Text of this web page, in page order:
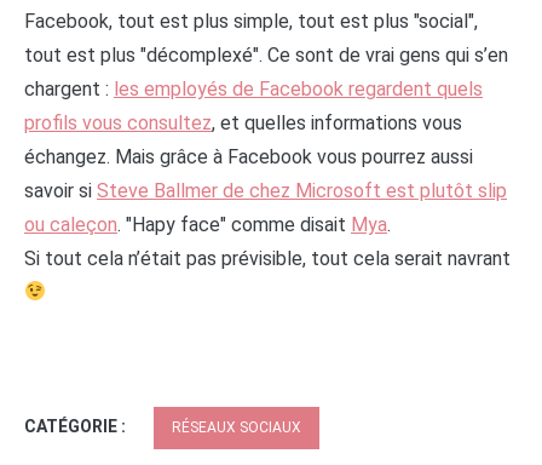
Facebook, tout est plus simple, tout est plus "social",
tout est plus "décomplexé". Ce sont de vrai gens qui s’en
chargent : les employés de Facebook regardent quels
profils vous consultez, et quelles informations vous
échangez. Mais grâce à Facebook vous pourrez aussi
savoir si Steve Ballmer de chez Microsoft est plutôt slip
ou caleçon. "Hapy face" comme disait Mya.
Si tout cela n’était pas prévisible, tout cela serait navrant
CATÉGORIE : RÉSEAUX SOCIAUX